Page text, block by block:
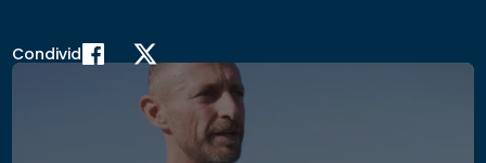
Condividi